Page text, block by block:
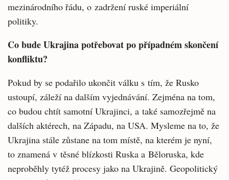
mezinárodního řádu, o zadržení ruské imperiální
politiky.
Co bude Ukrajina potřebovat po případném skončení
konfliktu?
Pokud by se podařilo ukončit válku s tím, že Rusko
ustoupí, záleží na dalším vyjednávání. Zejména na tom,
co budou chtít samotní Ukrajinci, a také samozřejmě na
dalších aktérech, na Západu, na USA. Mysleme na to, že
Ukrajina stále zůstane na tom místě, na kterém je nyní,
to znamená v těsné blízkosti Ruska a Běloruska, kde
neproběhly tytéž procesy jako na Ukrajině. Geopolitický